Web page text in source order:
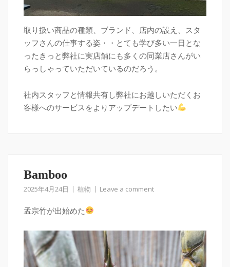
取り扱い商品の種類、ブランド、店内の設え、スタ
ッフさんの仕事する姿・・とても学び多い一日とな
ったきっと弊社に実店舗にも多くの同業店さんがい
らっしゃっていただいているのだろう。
社内スタッフと情報共有し弊社にお越しいただくお
客様へのサービスをよりアップデートしたい
Bamboo
2025年4月24日 植物 Leave a comment
孟宗竹が出始めた